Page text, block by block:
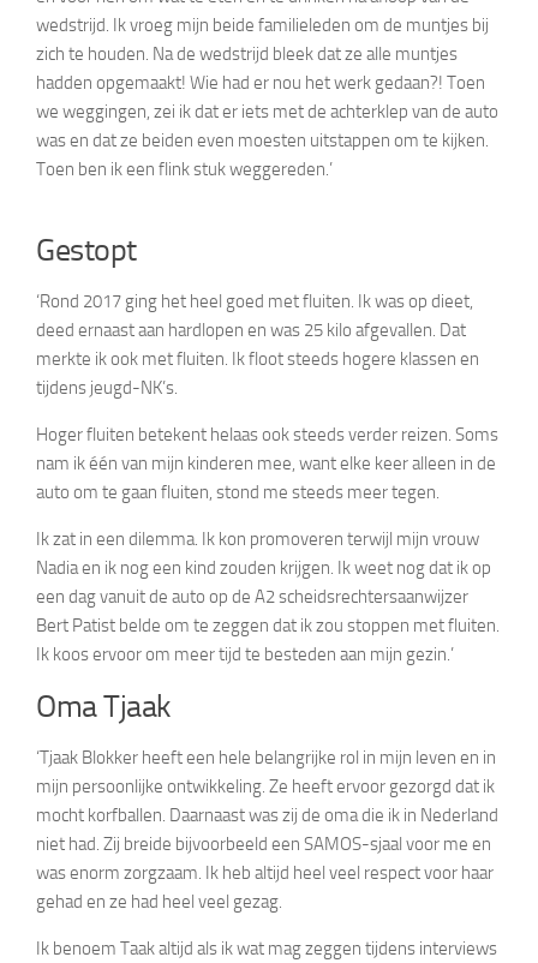
wedstrijd. Ik vroeg mijn beide familieleden om de muntjes bij
zich te houden. Na de wedstrijd bleek dat ze alle muntjes
hadden opgemaakt! Wie had er nou het werk gedaan?! Toen
we weggingen, zei ik dat er iets met de achterklep van de auto
was en dat ze beiden even moesten uitstappen om te kijken.
Toen ben ik een flink stuk weggereden.’
Gestopt
‘Rond 2017 ging het heel goed met fluiten. Ik was op dieet,
deed ernaast aan hardlopen en was 25 kilo afgevallen. Dat
merkte ik ook met fluiten. Ik floot steeds hogere klassen en
tijdens jeugd-NK’s.
Hoger fluiten betekent helaas ook steeds verder reizen. Soms
nam ik één van mijn kinderen mee, want elke keer alleen in de
auto om te gaan fluiten, stond me steeds meer tegen.
Ik zat in een dilemma. Ik kon promoveren terwijl mijn vrouw
Nadia en ik nog een kind zouden krijgen. Ik weet nog dat ik op
een dag vanuit de auto op de A2 scheidsrechtersaanwijzer
Bert Patist belde om te zeggen dat ik zou stoppen met fluiten.
Ik koos ervoor om meer tijd te besteden aan mijn gezin.’
Oma Tjaak
‘Tjaak Blokker heeft een hele belangrijke rol in mijn leven en in
mijn persoonlijke ontwikkeling. Ze heeft ervoor gezorgd dat ik
mocht korfballen. Daarnaast was zij de oma die ik in Nederland
niet had. Zij breide bijvoorbeeld een SAMOS-sjaal voor me en
was enorm zorgzaam. Ik heb altijd heel veel respect voor haar
gehad en ze had heel veel gezag.
Ik benoem Taak altijd als ik wat mag zeggen tijdens interviews